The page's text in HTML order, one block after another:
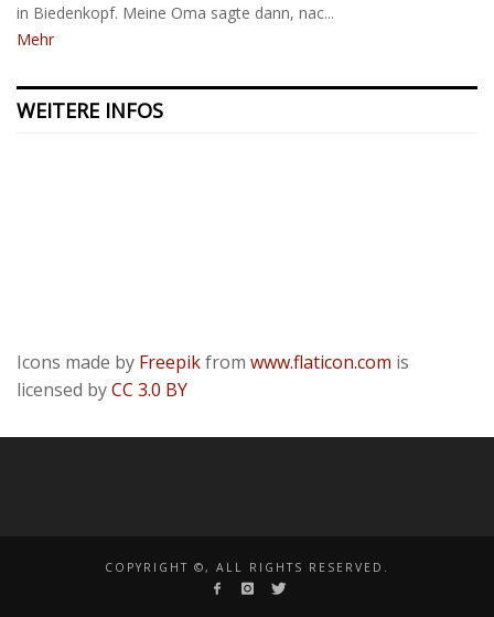
in Biedenkopf. Meine Oma sagte dann, nac...
Mehr
WEITERE INFOS
Icons made by Freepikfrom www.flaticon.com is
licensed byCC 3.0 BY
COPYRIGHT ©, ALL RIGHTS RESERVED.